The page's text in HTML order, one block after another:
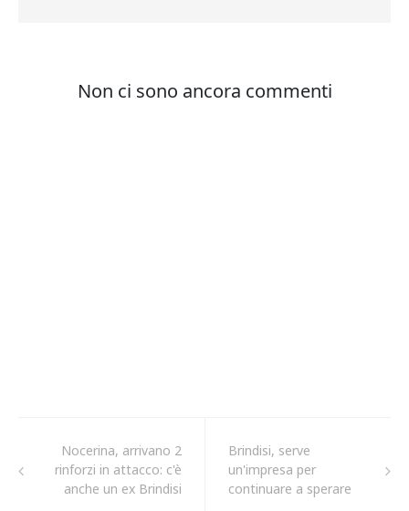
Nocerina, arrivano 2
rinforzi in attacco: c'è
anche un ex Brindisi
Brindisi, serve
un'impresa per
continuare a sperare